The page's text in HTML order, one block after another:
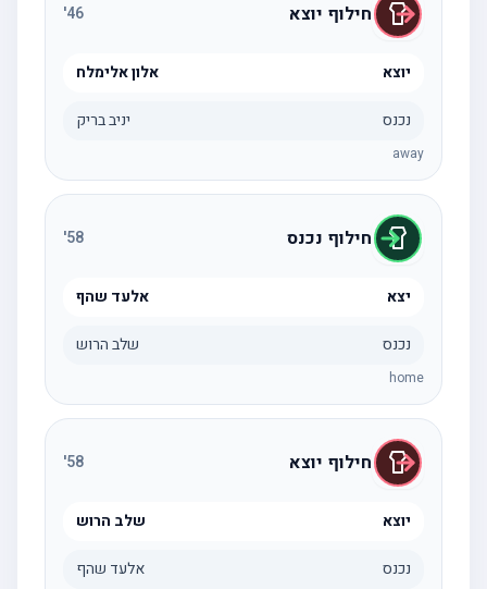
חילוף יוצא 46
'
יוצא אלון אלימלח
נכנס יניב בריק
away
חילוף נכנס 58
'
יצא אלעד שהף
נכנס שלב הרוש
home
חילוף יוצא 58
'
יוצא שלב הרוש
נכנס אלעד שהף